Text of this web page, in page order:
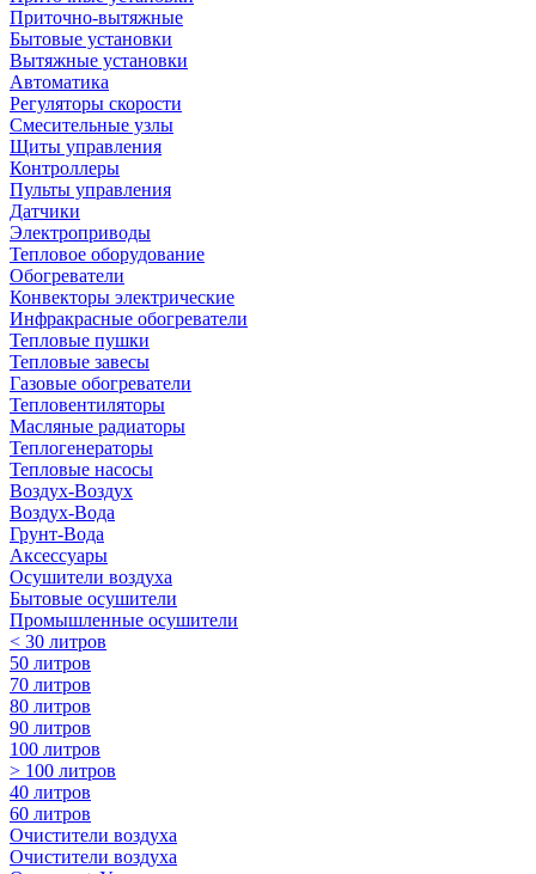
Приточно-вытяжные
Бытовые установки
Вытяжные установки
Автоматика
Регуляторы скорости
Смесительные узлы
Щиты управления
Контроллеры
Пульты управления
Датчики
Электроприводы
Тепловое оборудование
Обогреватели
Конвекторы электрические
Инфракрасные обогреватели
Тепловые пушки
Тепловые завесы
Газовые обогреватели
Тепловентиляторы
Масляные радиаторы
Теплогенераторы
Тепловые насосы
Воздух-Воздух
Воздух-Вода
Грунт-Вода
Аксессуары
Осушители воздуха
Бытовые осушители
Промышленные осушители
< 30 литров
50 литров
70 литров
80 литров
90 литров
100 литров
> 100 литров
40 литров
60 литров
Очистители воздуха
Очистители воздуха